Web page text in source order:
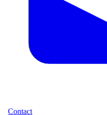
Contact